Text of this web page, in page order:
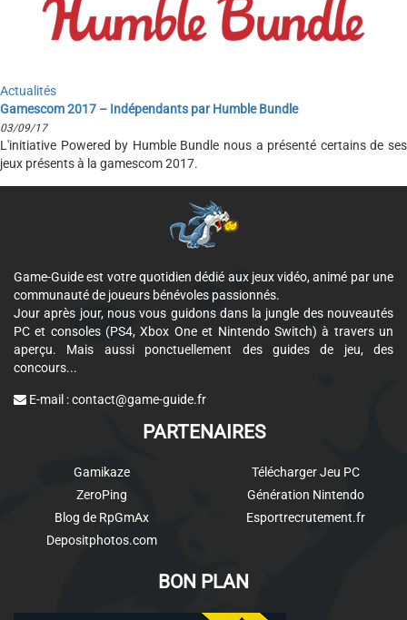
Actualités
Gamescom 2017 – Indépendants par Humble Bundle
03/09/17
L'initiative Powered by Humble Bundle nous a présenté certains de ses
jeux présents à la gamescom 2017.
Game-Guide est votre quotidien dédié aux jeux vidéo, animé par une
communauté de joueurs bénévoles passionnés.
Jour après jour, nous vous guidons dans la jungle des nouveautés
PC et consoles (PS4, Xbox One et Nintendo Switch) à travers un
aperçu. Mais aussi ponctuellement des guides de jeu, des
concours...
E-mail :contact@game-guide.fr
PARTENAIRES
Gamikaze
ZeroPing
Blog de RpGmAx
Depositphotos.com
Télécharger Jeu PC
Génération Nintendo
Esportrecrutement.fr
BON PLAN